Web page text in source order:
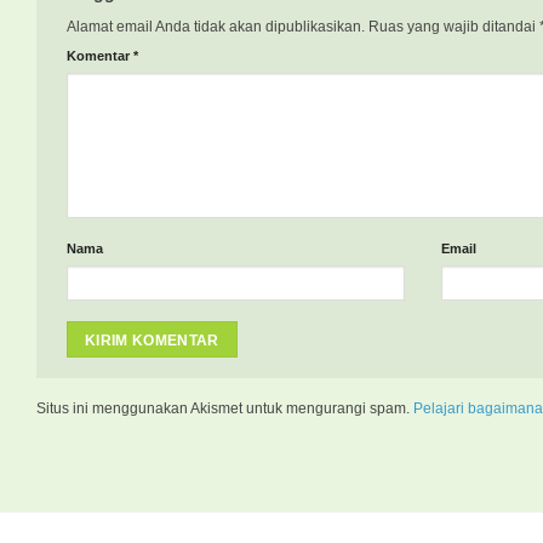
Alamat email Anda tidak akan dipublikasikan. Ruas yang wajib ditandai
Komentar *
Nama Email
Situs ini menggunakan Akismet untuk mengurangi spam. Pelajari